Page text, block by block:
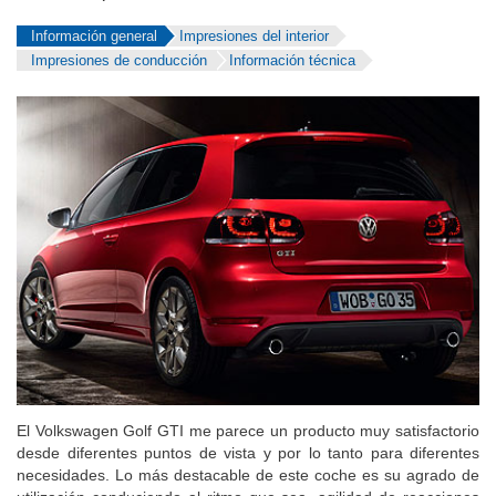
Información general
Impresiones del interior
Impresiones de conducción
Información técnica
El Volkswagen Golf GTI me parece un producto muy satisfactorio
desde diferentes puntos de vista y por lo tanto para diferentes
necesidades. Lo más destacable de este coche es su agrado de